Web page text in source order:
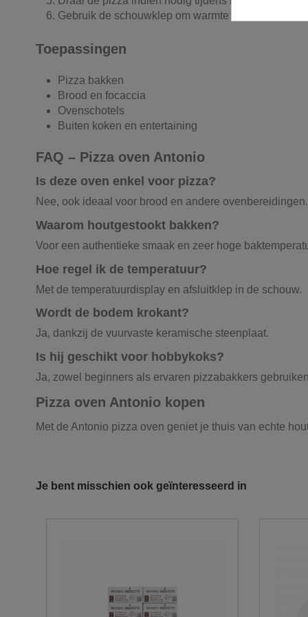
Gebruik de schouwklep om warmte te regelen.
Toepassingen
Pizza bakken
Brood en focaccia
Ovenschotels
Buiten koken en entertaining
FAQ – Pizza oven Antonio
Is deze oven enkel voor pizza?
Nee, ook ideaal voor brood en andere ovenbereidingen.
Waarom houtgestookt bakken?
Voor een authentieke smaak en zeer hoge
Hoe regel ik de temperatuur?
Met de temperatuurdisplay en afsluitklep in de schouw.
Wordt de bodem krokant?
Ja, dankzij de vuurvaste keramische steenplaat.
Is hij geschikt voor hobbykoks?
Ja, zowel beginners als ervaren pizzabakkers
Pizza oven Antonio kopen
Met de Antonio pizza oven geniet je thuis van echte
Gewicht
De laatste jaren hebben wij veel geïnvesteerd in het
Gezien het gewicht van de vrachtwagen storten
Hou ook rekening met overhangende kabels en
Je bent misschien ook geïnteresseerd in